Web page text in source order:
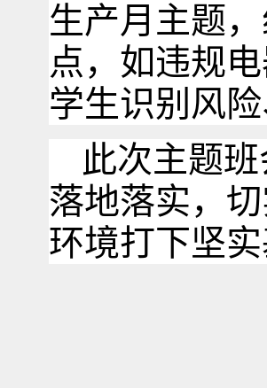
生产月主题
点，如违规
学生识别风
此次主题
落地落实，
环境打下坚实